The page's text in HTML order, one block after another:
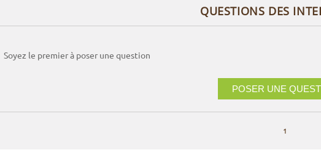
QUESTIONS DES
Soyez le premier à poser une question
POSER UNE
1